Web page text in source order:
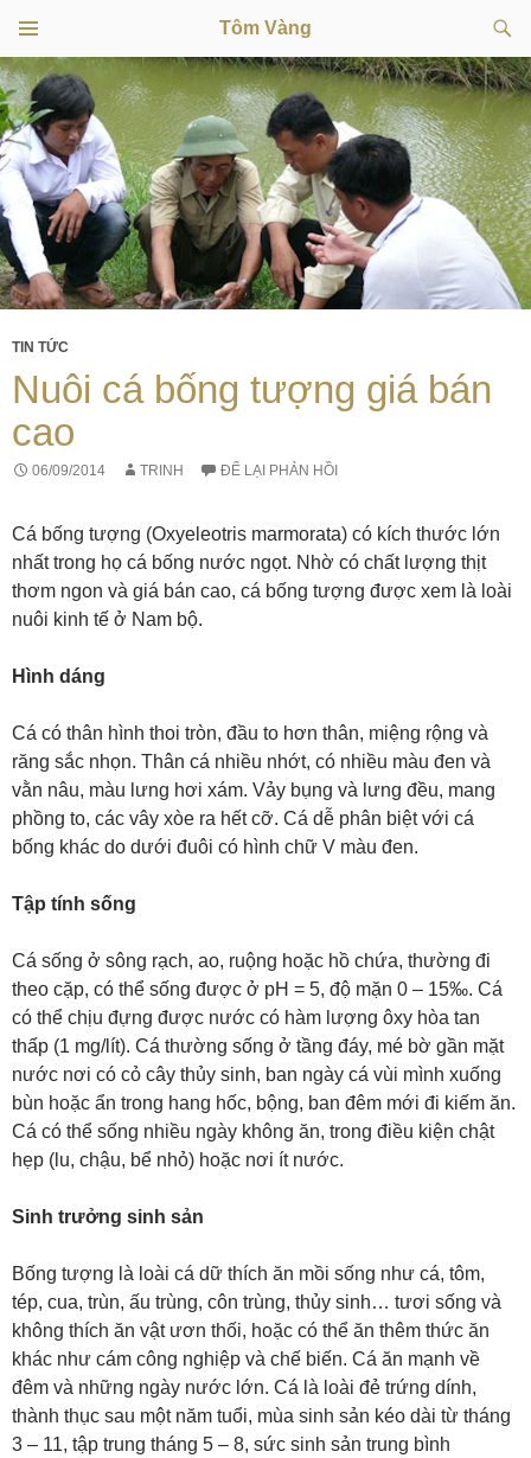
Tôm Vàng
kiếm
TRÌNH
ĐƠN
CƠ SỞ
CHUYỂN
ĐẾN
NỘI
DUNG
TIN TỨC
Nuôi cá bống tượng giá bán
cao
06/09/2014 TRINH ĐỂ LẠI PHẢN HỒI
Cá bống tượng (Oxyeleotris marmorata) có kích thước lớn
nhất trong họ cá bống nước ngọt. Nhờ có chất lượng thịt
thơm ngon và giá bán cao, cá bống tượng được xem là loài
nuôi kinh tế ở Nam bộ.
Hình dáng
Cá có thân hình thoi tròn, đầu to hơn thân, miệng rộng và
răng sắc nhọn. Thân cá nhiều nhớt, có nhiều màu đen và
vằn nâu, màu lưng hơi xám. Vảy bụng và lưng đều, mang
phồng to, các vây xòe ra hết cỡ. Cá dễ phân biệt với cá
bống khác do dưới đuôi có hình chữ V màu đen.
Tập tính sống
Cá sống ở sông rạch, ao, ruộng hoặc hồ chứa, thường đi
theo cặp, có thể sống được ở pH = 5, độ mặn 0 – 15‰. Cá
có thể chịu đựng được nước có hàm lượng ôxy hòa tan
thấp (1 mg/lít). Cá thường sống ở tầng đáy, mé bờ gần mặt
nước nơi có cỏ cây thủy sinh, ban ngày cá vùi mình xuống
bùn hoặc ẩn trong hang hốc, bộng, ban đêm mới đi kiếm ăn.
Cá có thể sống nhiều ngày không ăn, trong điều kiện chật
hẹp (lu, chậu, bể nhỏ) hoặc nơi ít nước.
Sinh trưởng sinh sản
Bống tượng là loài cá dữ thích ăn mồi sống như cá, tôm,
tép, cua, trùn, ấu trùng, côn trùng, thủy sinh… tươi sống và
không thích ăn vật ươn thối, hoặc có thể ăn thêm thức ăn
khác như cám công nghiệp và chế biến. Cá ăn mạnh về
đêm và những ngày nước lớn. Cá là loài đẻ trứng dính,
thành thục sau một năm tuổi, mùa sinh sản kéo dài từ tháng
3 – 11, tập trung tháng 5 – 8, sức sinh sản trung bình